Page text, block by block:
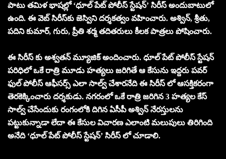
పాటు తమిళ భాషల్లో ‘ధూల్ పేట్ పోలీస్ స్టేషన్’ సిరీస్ అందుబాటులో
ఉంది. ఈ వెబ్ సిరీస్‌కు జెస్విని దర్శకత్వం వహించారు. అశ్విన్, శ్రీతు,
పదిని కుమార్, గురు, ప్రీతి శర్మ తదితరులు కీలక పాత్రలు పోషించారు.
ఈ సిరీస్ కు అశ్వతన్ మ్యూజిక్ అందించారు. ధూల్ పేట్ పోలీస్ స్టేషన్
పరిధిలో ఒకే రాత్రి మూడు హత్యలు జరిగితే ఆ కేసును ఇద్దరు పవర్
ఫుల్ పోలీస్ ఆఫీసర్స్ ఎలా సాల్వ్ చేశారనేది ఈ సిరీస్ లో ఆసక్తికరంగా
తెరకెక్కించారు దర్శకుడు. నగరంలో ఒకే రాత్రి జరిగిన 3 హత్యల కేస్
సాల్వ్ చేసేందుకు రంగంలోకి దిగిన ఏసీపీ అశ్విన్ నేరస్తులను
పట్టుకున్నాడా లేదా ఈ కేసుల విచారణ ఎలాంటి మలుపులు తిరిగింది
అనేది ‘ధూల్ పేట్ పోలీస్ స్టేషన్’ సిరీస్ లో చూడాలి.